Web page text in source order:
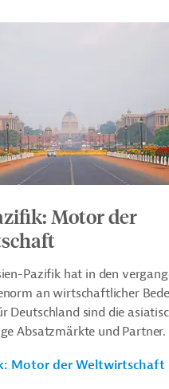
Motor der
Pazifik hat in den
an wirtschaftlicher
Deutschland sind die
Absatzmärkte und Partner.
Motor der Weltwirtschaft